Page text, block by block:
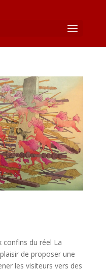
confins du réel La
de proposer une
les visiteurs vers des